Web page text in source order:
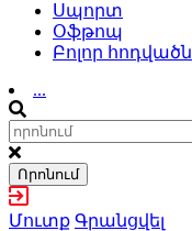
Սպորտ
Օֆթոպ
Բոլոր
...
Որոնում
Մուտք Գրանցվել